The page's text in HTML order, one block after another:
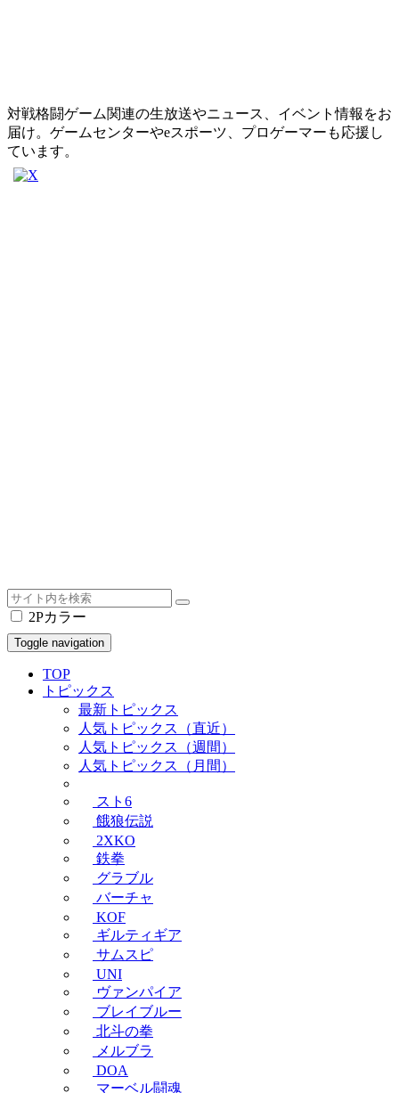
対戦格闘ゲーム関連の生放送やニュース、イベント情報をお
届け。ゲームセンターやeスポーツ、プロゲーマーも応援し
ています。
2Pカラー
Toggle navigation
TOP
トピックス
最新トピックス
人気トピックス（直近）
人気トピックス（週間）
人気トピックス（月間）
スト6
餓狼伝説
2XKO
鉄拳
グラブル
バーチャ
KOF
ギルティギア
サムスピ
UNI
ヴァンパイア
ブレイブルー
北斗の拳
メルブラ
DOA
マーベル闘魂